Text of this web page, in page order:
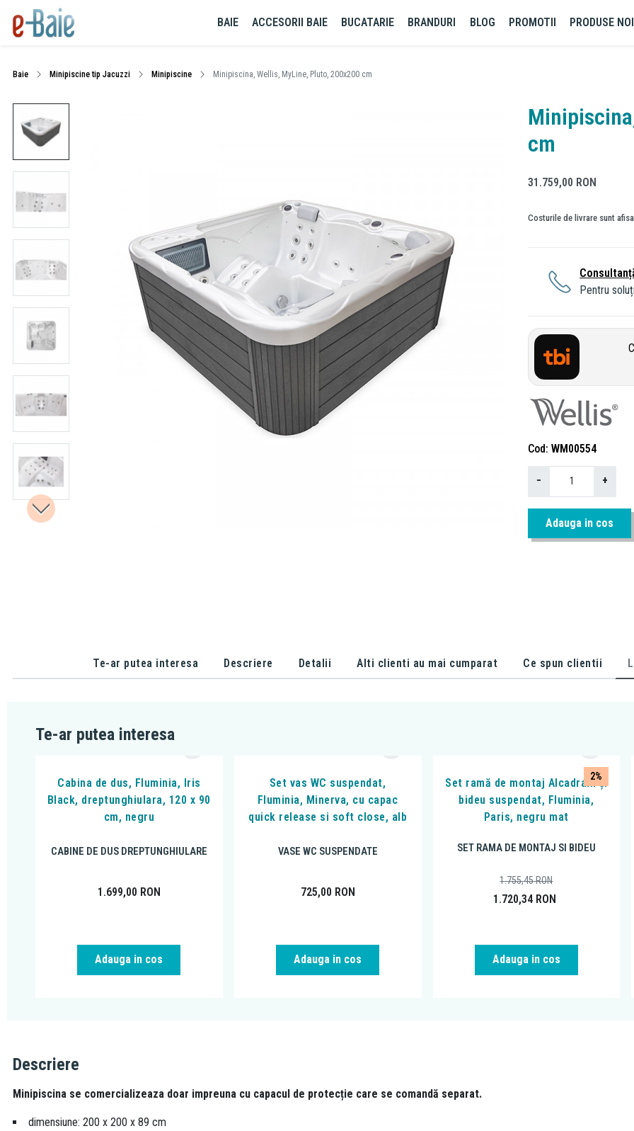
BAIE ACCESORII BAIE BUCATARIE BRANDURI BLOG PROMOTII PRODUSE NOI
Baie Minipiscine tip Jacuzzi Minipiscine Minipiscina, Wellis, MyLine, Pluto, 200x200 cm
cm
31.759,00 RON
Costurile de livrare sunt
Pentru
Cod WM00554
− +
Adauga in cos
Te-ar putea interesa Descriere Detalii Alti clienti au mai cumparat Ce spun clientii
Te-ar putea interesa
Cabina de dus, Fluminia, Iris
Black, dreptunghiulara, 120 x 90
cm, negru
CABINE DE DUS DREPTUNGHIULARE
1.699,00 RON
Adauga in cos
Set vas WC suspendat,
Fluminia, Minerva, cu capac
quick release si soft close, alb
VASE WC SUSPENDATE
725,00 RON
Adauga in cos
2%
Set ramă de montaj Alcadrain și
bideu suspendat, Fluminia,
Paris, negru mat
SET RAMA DE MONTAJ SI BIDEU
1.720,34 RON
1.755,45RON
Adauga in cos
Descriere
Minipiscina se comercializeaza doar impreuna cu capacul de protecție care se comandă separat.
dimensiune: 200 x 200 x 89 cm